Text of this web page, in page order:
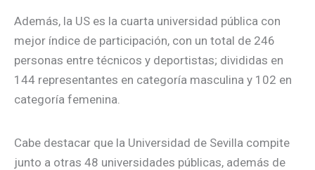
Además, la US es la cuarta universidad pública con
mejor índice de participación, con un total de 246
personas entre técnicos y deportistas; divididas en
144 representantes en categoría masculina y 102 en
categoría femenina.
Cabe destacar que la Universidad de Sevilla compite
junto a otras 48 universidades públicas, además de